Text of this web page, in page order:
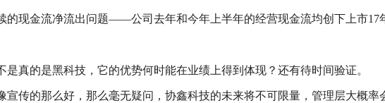
现金流净流出问题——公司去年和今年上半年的经营现金流均创下上市17
真的是黑科技，它的优势何时能在业绩上得到体现？还有待时间验证。
传的那么好，那么毫无疑问，协鑫科技的未来将不可限量，管理层大概率